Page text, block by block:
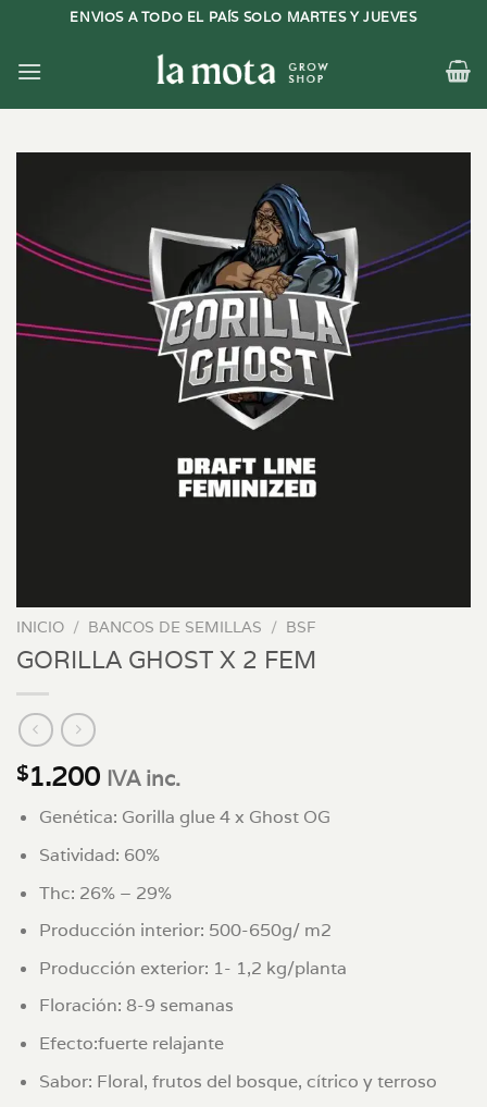
contenido
ENVIOS A TODO EL PAÍS SOLO MARTES Y JUEVES
INICIO / BANCOS DE SEMILLAS / BSF
GORILLA GHOST X 2 FEM
$1.200 IVA inc.
Genética: Gorilla glue 4 x Ghost OG
Satividad: 60%
Thc: 26% – 29%
Producción interior: 500-650g/ m2
Producción exterior: 1- 1,2 kg/planta
Floración: 8-9 semanas
Efecto:fuerte relajante
Sabor: Floral, frutos del bosque, cítrico y terroso